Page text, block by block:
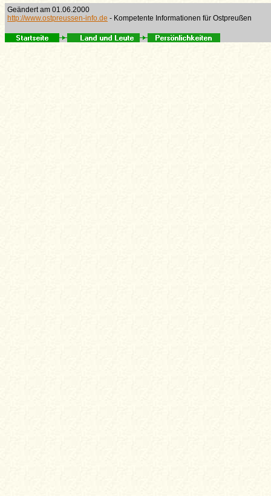
Geändert am 01.06.2000
http://www.ostpreussen-info.de - Kompetente Informationen für Ostpreußen